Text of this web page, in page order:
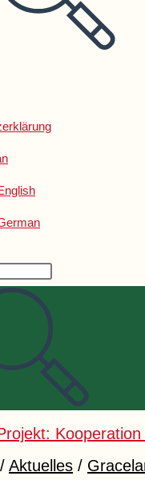
/ Aktuelles /